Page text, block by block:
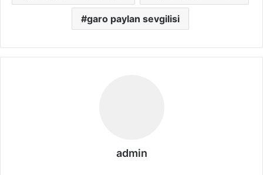
garo paylan sevgilisi
admin